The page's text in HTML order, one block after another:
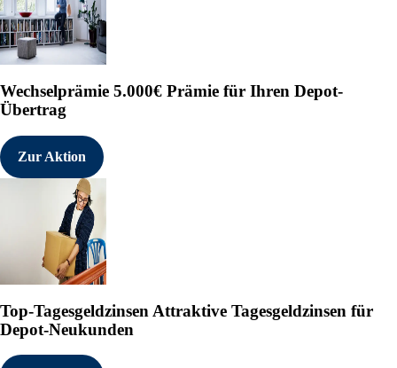
Wechselprämie 5.000€ Prämie für Ihren Depot-
Übertrag
Zur Aktion
Top-Tagesgeldzinsen Attraktive Tagesgeldzinsen für
Depot-Neukunden